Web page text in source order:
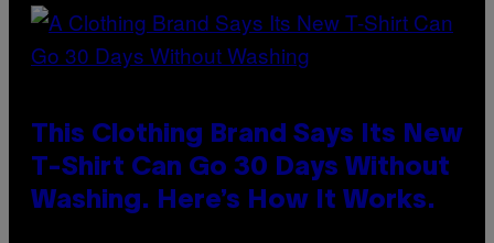
This Clothing Brand Says Its New
T-Shirt Can Go 30 Days Without
Washing. Here’s How It Works.